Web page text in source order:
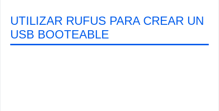
UTILIZAR RUFUS PARA CREAR UN
USB BOOTEABLE